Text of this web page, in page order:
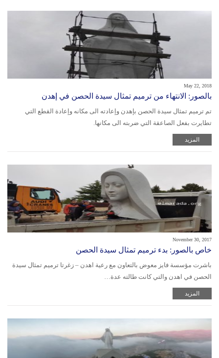
May 22, 2018
بالصور: الانتهاء من ترميم تمثال سيدة الحصن في إهدن
تم ترميم تمثال سيدة الحصن بإهدن وإعادته الى مكانه وإعادة القطع التي
تطايرت بفعل الصاعقة التي ضربته الى مكانها.
المزيد
November 30, 2017
خاص بالصور: بدء ترميم تمثال سيدة الحصن
باشرت مؤسسة فايز معوض بالتعاون مع رعية اهدن – زغرتا ترميم تمثال سيدة
الحصن في اهدن والتي كانت طالته عدة…
المزيد